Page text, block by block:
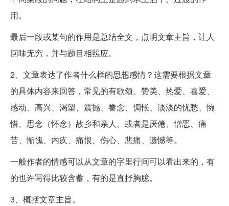
用。
最后一段或某句的作用是总结全文，点明文章主旨，让人
回味无穷，并与题目相照应。
2、文章表达了作者什么样的思想感情？这需要根据文章
的具体内容来回答，常见的有歌颂、赞美、热爱、喜爱、
感动、高兴、渴望、震撼、眷念、惆怅、淡淡的忧愁、惋
惜、思念（怀念）故乡和亲人、或者是厌倦、憎恶、痛
苦、惭愧、内疚、痛恨、伤心、悲痛、遗憾等。
一般作者的情感可以从文章的字里行间可以看出来的，有
的也许写得比较含蓄，有的是直抒胸臆。
3、概括文章主旨。